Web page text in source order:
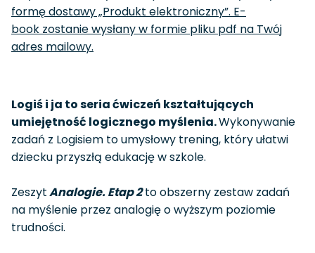
formę dostawy „Produkt elektroniczny”. E-
book zostanie wysłany w formie pliku pdf na Twój
adres mailowy.
Logiś i ja to seria ćwiczeń kształtujących
umiejętność logicznego myślenia.Wykonywanie
zadań z Logisiem to umysłowy trening, który ułatwi
dziecku przyszłą edukację w szkole.
ZeszytAnalogie. Etap 2to obszerny zestaw zadań
na myślenie przez analogię o wyższym poziomie
trudności.